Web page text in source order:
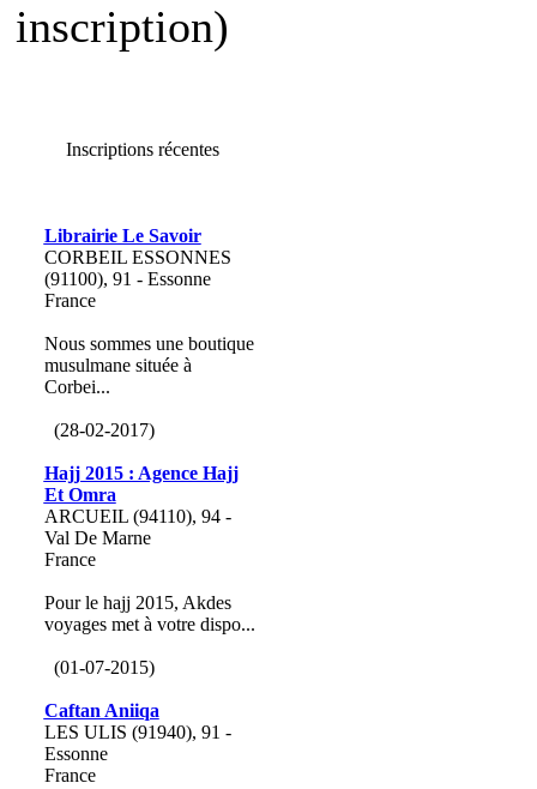
inscription)
Inscriptions récentes
Librairie Le Savoir
CORBEIL ESSONNES
(91100), 91 - Essonne
France
Nous sommes une boutique
musulmane située à
Corbei...
(28-02-2017)
Hajj 2015 : Agence Hajj
Et Omra
ARCUEIL (94110), 94 -
Val De Marne
France
Pour le hajj 2015, Akdes
voyages met à votre dispo...
(01-07-2015)
Caftan Aniiqa
LES ULIS (91940), 91 -
Essonne
France